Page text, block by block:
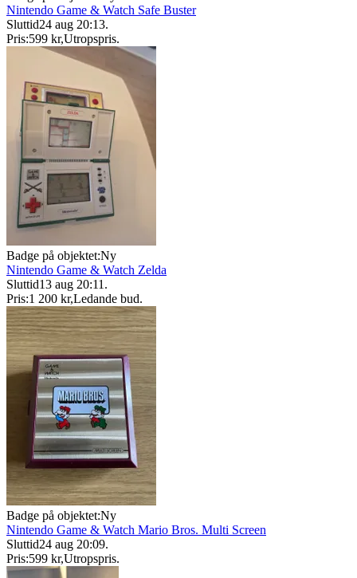
Nintendo Game & Watch Safe Buster
Sluttid24 aug 20:13.
Pris:599 kr,Utropspris.
Badge på objektet:Ny
Nintendo Game & Watch Zelda
Sluttid13 aug 20:11 .
Pris:1 200 kr,Ledande bud.
Badge på objektet:Ny
Nintendo Game & Watch Mario Bros. Multi Screen
Sluttid24 aug 20:09.
Pris:599 kr,Utropspris.